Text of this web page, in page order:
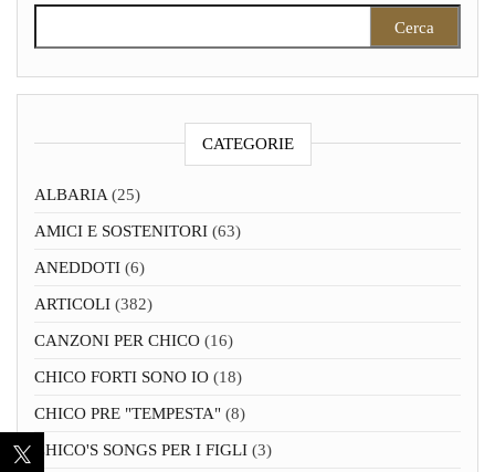
CATEGORIE
ALBARIA (25)
AMICI E SOSTENITORI (63)
ANEDDOTI (6)
ARTICOLI (382)
CANZONI PER CHICO (16)
CHICO FORTI SONO IO (18)
CHICO PRE "TEMPESTA" (8)
CHICO'S SONGS PER I FIGLI (3)